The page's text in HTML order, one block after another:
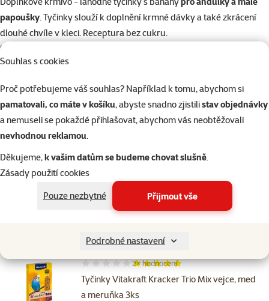
Souhlas s cookies
Proč potřebujeme váš souhlas? Například k tomu, abychom si
pamatovali, co máte v košíku, abyste snadno zjistilistav objednávky
a nemuseli se pokaždé přihlašovat, abychom vás neobtěžovali
nevhodnou reklamou.
Děkujeme,k vašim datům se budeme chovat slušně.
Zásady použití cookies
Pouze nezbytné
Přijmout vše
Podrobné nastavení
papoušky. Tyčinky slouží k doplnění krmné dávky a také zkrácení
dlouhé chvíle v kleci. Receptura bez cukru.
Složení
obiloviny, semena (2% sezamová semínka), minerály, vedlejší
tuky, med, řasy
Parametry
Receptura
Banán
Druh ptactva
Andulky, Malý papoušek
Značka
Vitakraft
Podobné produkty
Tyčinky Vitakraft Kracker Trio Mix vejce, med
a meruňka 3ks
Hodnocení 100%, počet hodnocení: 2
2×hodnocení